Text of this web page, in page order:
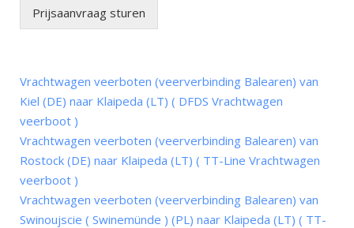
Prijsaanvraag sturen
Vrachtwagen veerboten (veerverbinding Balearen) van
Kiel (DE) naar Klaipeda (LT) ( DFDS Vrachtwagen
veerboot )
Vrachtwagen veerboten (veerverbinding Balearen) van
Rostock (DE) naar Klaipeda (LT) ( TT-Line Vrachtwagen
veerboot )
Vrachtwagen veerboten (veerverbinding Balearen) van
Swinoujscie ( Swinemünde ) (PL) naar Klaipeda (LT) ( TT-